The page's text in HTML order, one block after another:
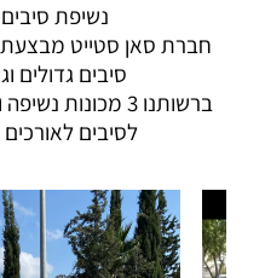
נשיפת
חברת סאן סטייט מבצעת
סיבים גדולים
ברשותנו 3
לסיבים לאורכים